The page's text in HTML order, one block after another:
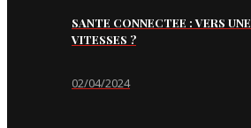
SANTE CONNECTEE : VERS
VITESSES ?
02/04/2024